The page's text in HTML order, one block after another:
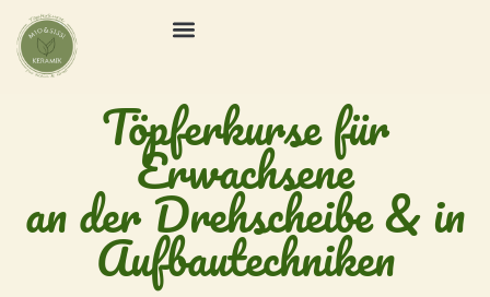
Töpferkurse für
Erwachsene
an der Drehscheibe & in
Aufbautechniken